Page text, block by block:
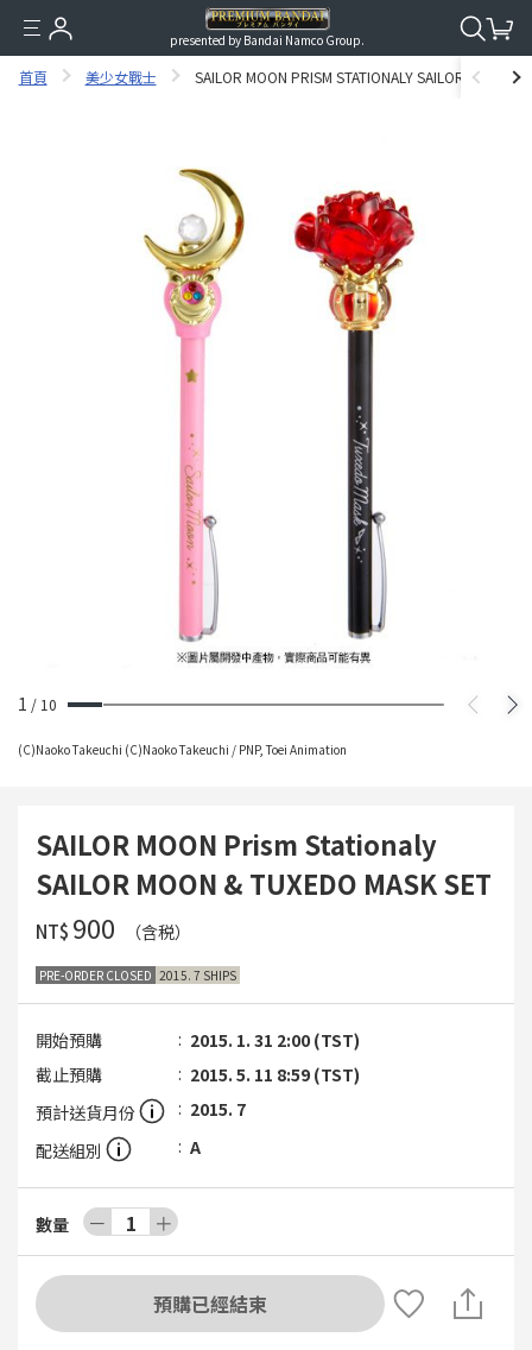
presented by Bandai Namco Group.
首頁 美少女戰士 SAILOR MOON PRISM STATIONALY SAILOR MOON &
1 / 10
(C)Naoko Takeuchi (C)Naoko Takeuchi / PNP, Toei Animation
SAILOR MOON Prism Stationaly
SAILOR MOON & TUXEDO MASK SET
NT$ ‌900 （含税）
PRE-ORDER CLOSED 2015. 7 SHIPS
開始預購
2015. 1. 31 2:00 (TST)
截止預購
2015. 5. 11 8:59 (TST)
預計送貨月份
2015. 7
配送組別
A
數量 － 1 ＋
預購已經結束